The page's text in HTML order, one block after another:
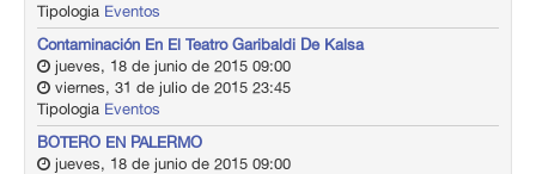
Tipologia Eventos
Contaminación En El Teatro Garibaldi De Kalsa
jueves, 18 de junio de 2015 09:00
viernes, 31 de julio de 2015 23:45
Tipologia Eventos
BOTERO EN PALERMO
jueves, 18 de junio de 2015 09:00